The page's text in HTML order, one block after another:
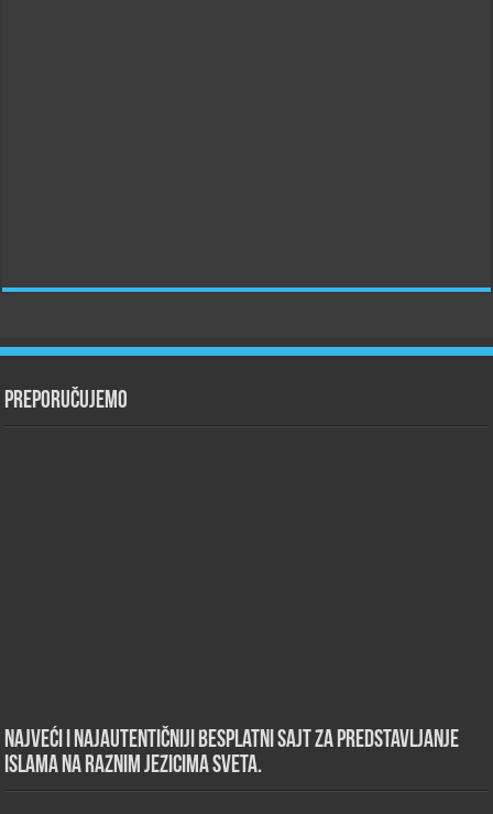
Preporučujemo
Najveći i najautentičniji besplatni sajt za predstavljanje
islama na raznim jezicima sveta.